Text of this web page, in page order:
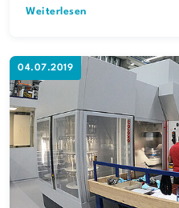
Weiterlesen
04.07.2019